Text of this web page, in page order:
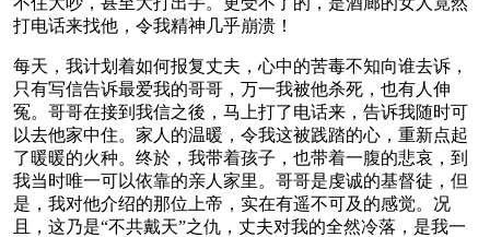
打电话来找他，令我精神几乎崩溃！
每天，我计划着如何报复丈夫，心中的苦毒不知向谁去诉，
只有写信告诉最爱我的哥哥，万一我被他杀死，也有人伸
冤。哥哥在接到我信之後，马上打了电话来，告诉我随时可
以去他家中住。家人的温暖，令我这被践踏的心，重新点起
了暖暖的火种。终於，我带着孩子，也带着一腹的悲哀，到
我当时唯一可以依靠的亲人家里。哥哥是虔诚的基督徒，但
是，我对他介绍的那位上帝，实在有遥不可及的感觉。况
且，这乃是“不共戴天”之仇，丈夫对我的全然冷落，是我一